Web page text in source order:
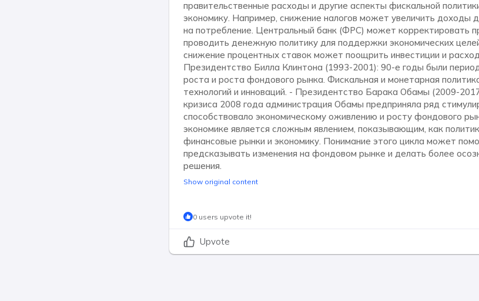
правительственные расходы и другие аспекты фискальной
экономику. Например, снижение налогов может увеличить доходы
на потребление. Центральный банк (ФРС) может корректировать
проводить денежную политику для поддержки экономических
снижение процентных ставок может поощрить инвестиции и
Президентство Билла Клинтона (1993-2001): 90-е годы были
роста и роста фондового рынка. Фискальная и монетарная
технологий и инноваций. - Президентство Барака Обамы (2009-
кризиса 2008 года администрация Обамы предприняла ряд
способствовало экономическому оживлению и росту фондового
экономике является сложным явлением, показывающим, как
финансовые рынки и экономику. Понимание этого цикла может
предсказывать изменения на фондовом рынке и делать более
решения.
Show original content
0 users upvote it!
Upvote